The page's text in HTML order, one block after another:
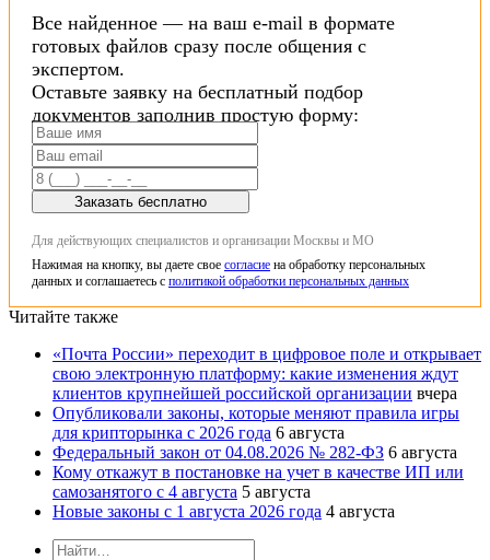
Все найденное — на ваш e-mail в формате
готовых файлов сразу после общения с
экспертом.
Оставьте заявку на бесплатный подбор
документов заполнив простую форму:
Заказать бесплатно
Для действующих специалистов и организации Москвы и МО
Нажимая на кнопку, вы даете свое согласие на обработку персональных
данных и соглашаетесь с политикой обработки персональных данных
Читайте также
«Почта России» переходит в цифровое поле и открывает
свою электронную платформу: какие изменения ждут
клиентов крупнейшей российской организации вчера
Опубликовали законы, которые меняют правила игры
для крипторынка с 2026 года 6 августа
Федеральный закон от 04.08.2026 № 282-ФЗ 6 августа
Кому откажут в постановке на учет в качестве ИП или
самозанятого с 4 августа 5 августа
Новые законы с 1 августа 2026 года 4 августа